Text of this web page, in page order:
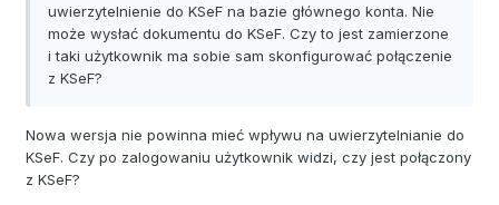
uwierzytelnienie do KSeF na bazie głównego konta. Nie
może wysłać dokumentu do KSeF. Czy to jest zamierzone
i taki użytkownik ma sobie sam skonfigurować połączenie
z KSeF?
Nowa wersja nie powinna mieć wpływu na uwierzytelnianie do
KSeF. Czy po zalogowaniu użytkownik widzi, czy jest połączony
z KSeF?